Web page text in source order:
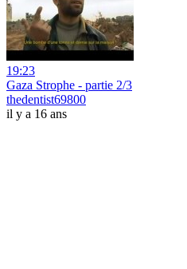
19:23
Gaza Strophe - partie 2/3
thedentist69800
il y a 16 ans